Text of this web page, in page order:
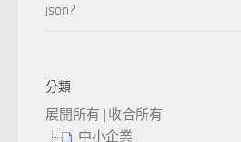
json?
分類
展開所有 | 收合所有
中小企業